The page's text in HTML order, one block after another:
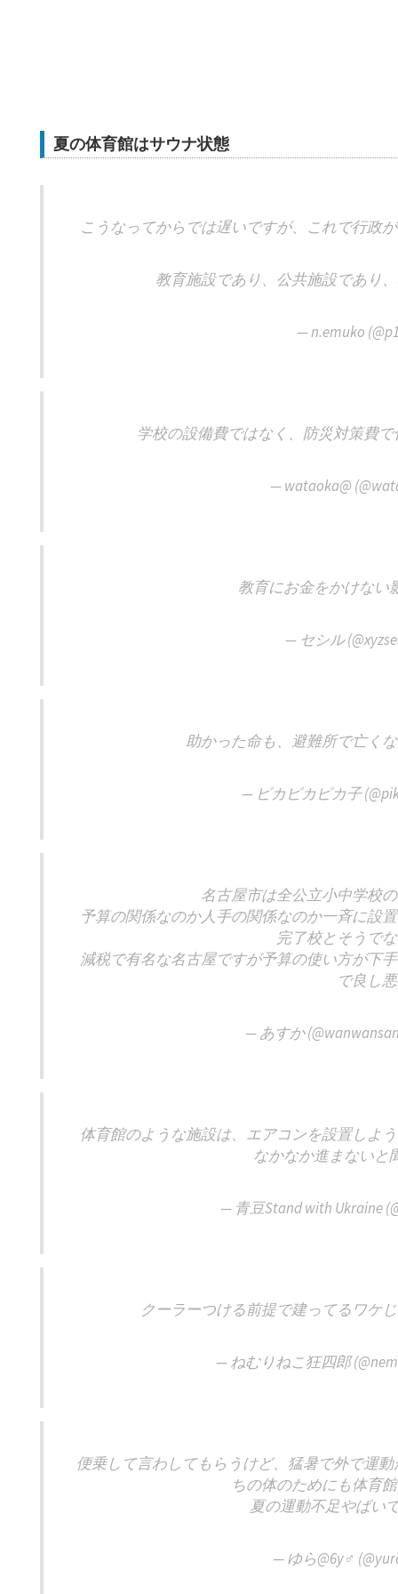
夏の体育館はサウナ状態
こうなってからでは遅いですが、これで行政
教育施設であり、公共施設であり
— n.emuko
学校の設備費ではなく、防災対策費
— wataoka@
教育にお金をかけない
— セシル
助かった命も、避難所で亡く
— ピカピカピカ子
名古屋市は全公立小中学校
予算の関係なのか人手の関係なのか一斉に設
完了校とそうで
減税で有名な名古屋ですが予算の使い方が下
で良し
— あすか
体育館のような施設は、エアコンを設置しよ
なかなか進まないと
— 青豆Stand with Ukraine
クーラーつける前提で建ってるワケ
— ねむりねこ狂四郎
便乗して言わしてもらうけど、猛暑で外で運
ちの体のためにも体育
夏の運動不足やばい
— ゆら@6y♂